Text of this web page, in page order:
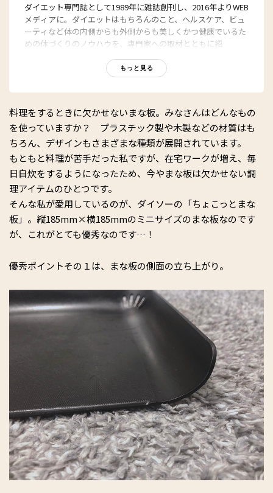
ダイエット専門誌として1989年に雑誌創刊し、2016年よりWEB
メディアに。ダイエットはもちろんのこと、ヘルスケア、ビュ
ーティなど体の内側からも外側からも美しくかつ健康でいるた
めの体づくりのノウハウを、専門家への取材とともに紹
もに、編集部員も自らさまざまなヘルシーネタを日々お試し
もっと見る
料理をするときに欠かせないまな板。みなさんはどんなもの
を使っていますか？ プラスチック製や木製などの材質はも
ちろん、デザインもさまざまな種類が展開されています。
もともと料理が苦手だった私ですが、在宅ワークが増え、毎
日自炊をするようになったため、今やまな板は欠かせない調
理アイテムのひとつです。
そんな私が愛用しているのが、ダイソーの「ちょこっとまな
板」。縦185mm×横185mmのミニサイズのまな板なのです
が、これがとても優秀なのです…！
優秀ポイントその１は、まな板の側面の立ち上がり。